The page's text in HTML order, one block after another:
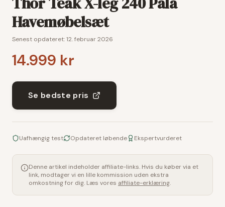
Havemøbelsæt
Senest opdateret:12. februar 2026
14.999 kr
Se bedste pris
Uafhængig test Opdateret løbende Ekspertvurderet
Denne artikel indeholder affiliate-links. Hvis du køber via et
link, modtager vi en lille kommission uden ekstra
omkostning for dig. Læs vores affiliate-erklæring.